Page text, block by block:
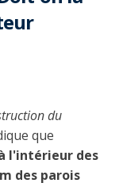
continue
du
que
l'intérieur des
des parois